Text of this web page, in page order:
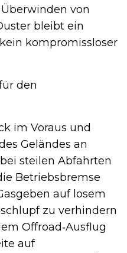
von
bleibt ein
kompromissloser
den
im Voraus und
Geländes an
steilen Abfahrten
Betriebsbremse
auf losem
zu verhindern
Offroad‑Ausflug
auf